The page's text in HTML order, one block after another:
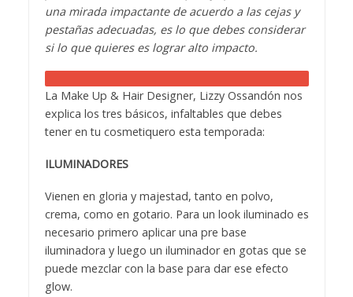
una mirada impactante de acuerdo a las cejas y
pestañas adecuadas, es lo que debes considerar
si lo que quieres es lograr alto impacto.
La Make Up & Hair Designer, Lizzy Ossandón nos
explica los tres básicos, infaltables que debes
tener en tu cosmetiquero esta temporada:
ILUMINADORES
Vienen en gloria y majestad, tanto en polvo,
crema, como en gotario. Para un look iluminado es
necesario primero aplicar una pre base
iluminadora y luego un iluminador en gotas que se
puede mezclar con la base para dar ese efecto
glow.